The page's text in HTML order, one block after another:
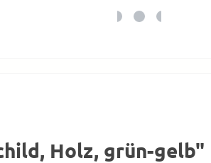
Holz, grün-gelb"